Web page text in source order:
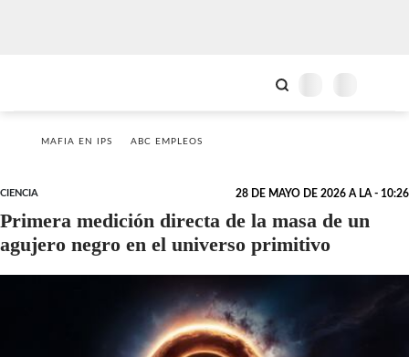
MAFIA EN IPS ABC EMPLEOS
CIENCIA 28 DE MAYO DE 2026 A LA - 10:26
Primera medición directa de la masa de un
agujero negro en el universo primitivo